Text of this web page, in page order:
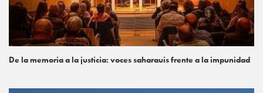
De la memoria a la justicia: voces saharauis frente a la impunidad